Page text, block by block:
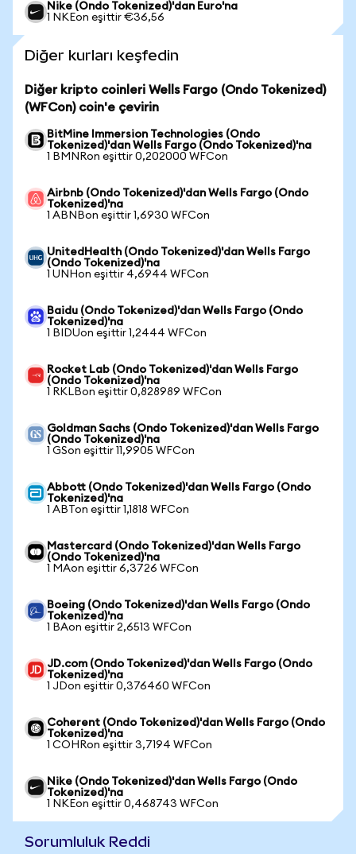
Nike (Ondo Tokenized)'dan Euro'na
1 NKEon eşittir €36,56
Diğer kurları keşfedin
Diğer kripto coinleri Wells Fargo (Ondo Tokenized)
(WFCon) coin'e çevirin
BitMine Immersion Technologies (Ondo
Tokenized)'dan Wells Fargo (Ondo Tokenized)'na
1 BMNRon eşittir 0,202000 WFCon
Airbnb (Ondo Tokenized)'dan Wells Fargo (Ondo
Tokenized)'na
1 ABNBon eşittir 1,6930 WFCon
UnitedHealth (Ondo Tokenized)'dan Wells Fargo
(Ondo Tokenized)'na
1 UNHon eşittir 4,6944 WFCon
Baidu (Ondo Tokenized)'dan Wells Fargo (Ondo
Tokenized)'na
1 BIDUon eşittir 1,2444 WFCon
Rocket Lab (Ondo Tokenized)'dan Wells Fargo
(Ondo Tokenized)'na
1 RKLBon eşittir 0,828989 WFCon
Goldman Sachs (Ondo Tokenized)'dan Wells Fargo
(Ondo Tokenized)'na
1 GSon eşittir 11,9905 WFCon
Abbott (Ondo Tokenized)'dan Wells Fargo (Ondo
Tokenized)'na
1 ABTon eşittir 1,1818 WFCon
Mastercard (Ondo Tokenized)'dan Wells Fargo
(Ondo Tokenized)'na
1 MAon eşittir 6,3726 WFCon
Boeing (Ondo Tokenized)'dan Wells Fargo (Ondo
Tokenized)'na
1 BAon eşittir 2,6513 WFCon
JD.com (Ondo Tokenized)'dan Wells Fargo (Ondo
Tokenized)'na
1 JDon eşittir 0,376460 WFCon
Coherent (Ondo Tokenized)'dan Wells Fargo (Ondo
Tokenized)'na
1 COHRon eşittir 3,7194 WFCon
Nike (Ondo Tokenized)'dan Wells Fargo (Ondo
Tokenized)'na
1 NKEon eşittir 0,468743 WFCon
Sorumluluk Reddi